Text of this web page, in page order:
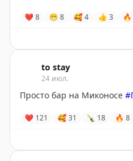
• Быстрое оформление 1–3
• Пополнение счёта из РФ
Комиссия банка — 120 $
(открытие счета +
стоимость
❤ 8 😁 8 🥰4 👍 3 🔥
to stay
24 июл.
Просто бар на Миконосе
❤ 121 🥰31 🍾 18 🔥 8